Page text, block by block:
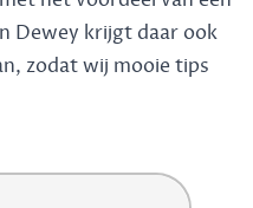
Dewey krijgt daar ook
zodat wij mooie tips